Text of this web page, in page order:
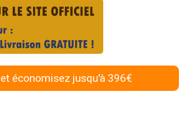
économisez jusqu'à 396€